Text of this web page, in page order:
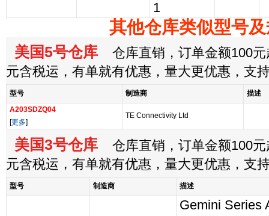
1
其他仓库类似型号
美国5号仓库 仓库直销，订单金额100元
元含税运，有单就有优惠，量大更优惠，支
型号 制造商
描述
A203SDZQ04
[更多]
TE Connectivity Ltd
美国3号仓库 仓库直销，订单金额100元
元含税运，有单就有优惠，量大更优惠，支
型号 制造商 描述
Gemini Series